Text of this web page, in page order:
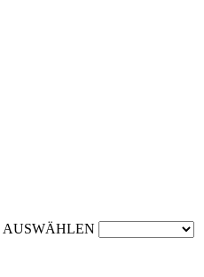
AUSWÄHLEN